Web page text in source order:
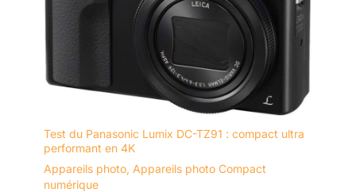
Test du Panasonic Lumix DC-TZ91 : compact ultra
performant en 4K
Appareils photo, Appareils photo Compact
numérique